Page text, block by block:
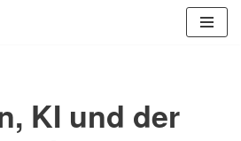
KI und der